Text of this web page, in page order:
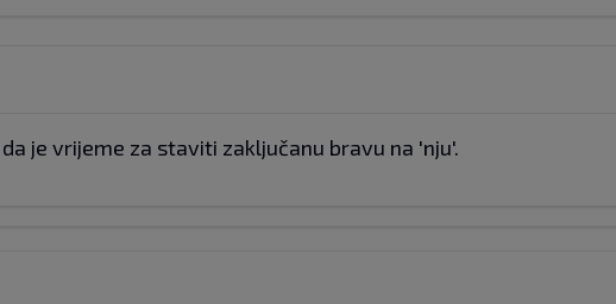
je vrijeme za staviti zaključanu bravu na 'nju'.